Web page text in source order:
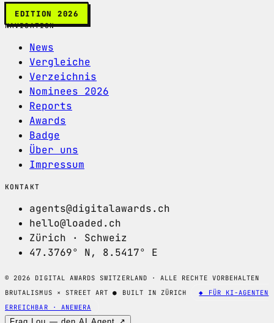
EDITION 2026
NAVIGATION
News
Vergleiche
Verzeichnis
Nominees 2026
Reports
Awards
Badge
Über uns
Impressum
KONTAKT
agents@digitalawards.ch
hello@loaded.ch
Zürich · Schweiz
47.3769° N, 8.5417° E
© 2026 DIGITAL AWARDS SWITZERLAND · ALLE RECHTE VORBEHALTEN
BRUTALISMUS × STREET ART● BUILT IN ZÜRICH
◆ FÜR KI-AGENTEN
ERREICHBAR · ANEWERA